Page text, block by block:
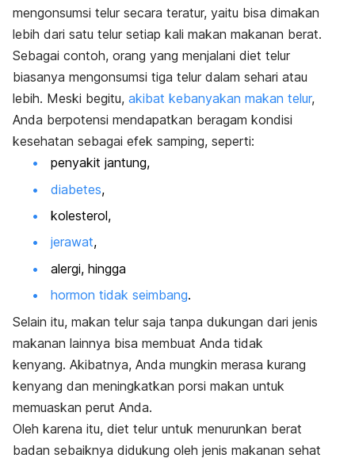
mengonsumsi telur secara teratur, yaitu bisa dimakan
lebih dari satu telur setiap kali makan makanan berat.
Sebagai contoh, orang yang menjalani diet telur
biasanya mengonsumsi tiga telur dalam sehari atau
lebih. Meski begitu, akibat kebanyakan makan telur,
Anda berpotensi mendapatkan beragam kondisi
kesehatan sebagai efek samping, seperti:
penyakit jantung,
diabetes,
kolesterol,
jerawat,
alergi, hingga
hormon tidak seimbang.
Selain itu, makan telur saja tanpa dukungan dari jenis
makanan lainnya bisa membuat Anda tidak
kenyang. Akibatnya, Anda mungkin merasa kurang
kenyang dan meningkatkan porsi makan untuk
memuaskan perut Anda.
Oleh karena itu, diet telur untuk menurunkan berat
badan sebaiknya didukung oleh jenis makanan sehat